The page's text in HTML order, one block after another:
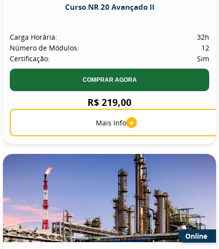
Curso NR 20 Avançado II
Carga Horária:
32h
Número de Módulos:
12
Certificação:
Sim
COMPRAR AGORA
R$ 219,00
Mais Info +
Online